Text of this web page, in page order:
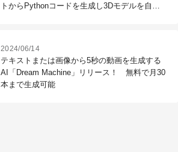
トからPythonコードを生成し3Dモデルを自動
2024/06/14
テキストまたは画像から5秒の動画を生成する
AI「Dream Machine」リリース！ 無料で月30
本まで生成可能